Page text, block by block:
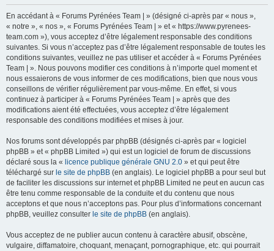
h
En accédant à « Forums Pyrénées Team | » (désigné ci-après par « nous »,
« notre », « nos », « Forums Pyrénées Team | » et « https://www.pyrenees-
team.com »), vous acceptez d’être légalement responsable des conditions
suivantes. Si vous n’acceptez pas d’être légalement responsable de toutes les
conditions suivantes, veuillez ne pas utiliser et accéder à « Forums Pyrénées
Team | ». Nous pouvons modifier ces conditions à n’importe quel moment et
nous essaierons de vous informer de ces modifications, bien que nous vous
conseillons de vérifier régulièrement par vous-même. En effet, si vous
continuez à participer à « Forums Pyrénées Team | » après que des
modifications aient été effectuées, vous acceptez d’être légalement
responsable des conditions modifiées et mises à jour.
Nos forums sont développés par phpBB (désignés ci-après par « logiciel
phpBB » et « phpBB Limited ») qui est un logiciel de forum de discussions
déclaré sous la « licence publique générale GNU 2.0 » et qui peut être
téléchargé sur le site de phpBB (en anglais). Le logiciel phpBB a pour seul but
de faciliter les discussions sur internet et phpBB Limited ne peut en aucun cas
être tenu comme responsable de la conduite et du contenu que nous
acceptons et que nous n’acceptons pas. Pour plus d’informations concernant
phpBB, veuillez consulter le site de phpBB (en anglais).
Vous acceptez de ne publier aucun contenu à caractère abusif, obscène,
vulgaire, diffamatoire, choquant, menaçant, pornographique, etc. qui pourrait